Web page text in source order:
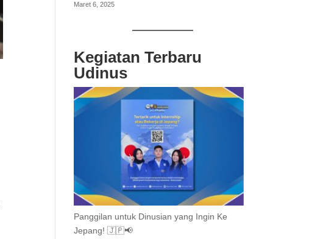
Maret 6, 2025
Kegiatan Terbaru
Udinus
Panggilan untuk Dinusian yang Ingin Ke
Jepang! 🇯🇵📢